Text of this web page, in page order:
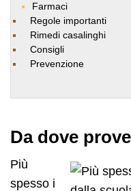
Farmaci
Regole importanti
Rimedi casalinghi
Consigli
Prevenzione
Da dove
Più
spesso i